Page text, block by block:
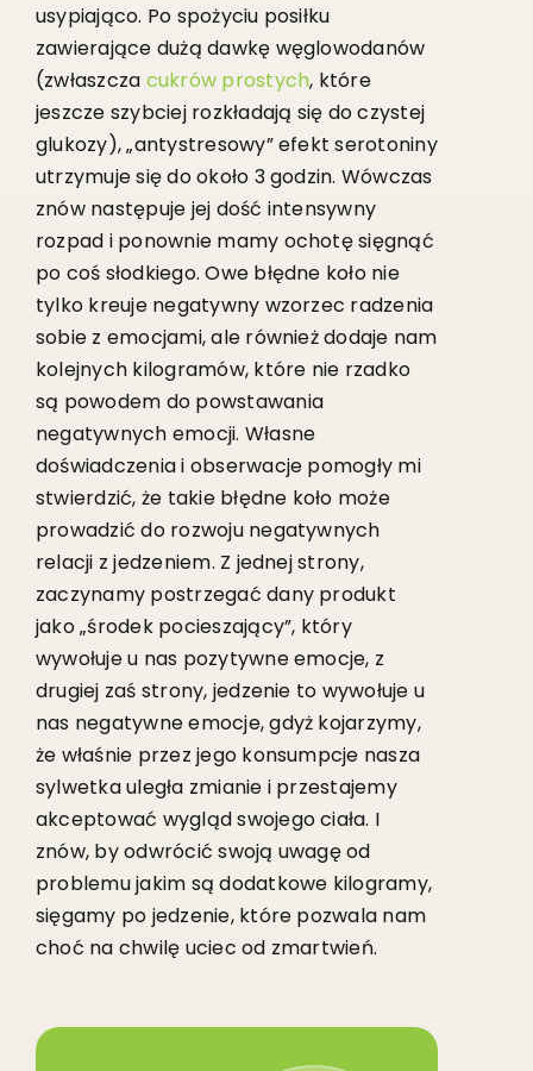
usypiająco. Po spożyciu posiłku
zawierające dużą dawkę węglowodanów
(zwłaszcza cukrów prostych, które
jeszcze szybciej rozkładają się do czystej
glukozy), „antystresowy” efekt serotoniny
utrzymuje się do około 3 godzin. Wówczas
znów następuje jej dość intensywny
rozpad i ponownie mamy ochotę sięgnąć
po coś słodkiego. Owe błędne koło nie
tylko kreuje negatywny wzorzec radzenia
sobie z emocjami, ale również dodaje nam
kolejnych kilogramów, które nie rzadko
są powodem do powstawania
negatywnych emocji. Własne
doświadczenia i obserwacje pomogły mi
stwierdzić, że takie błędne koło może
prowadzić do rozwoju negatywnych
relacji z jedzeniem. Z jednej strony,
zaczynamy postrzegać dany produkt
jako „środek pocieszający”, który
wywołuje u nas pozytywne emocje, z
drugiej zaś strony, jedzenie to wywołuje u
nas negatywne emocje, gdyż kojarzymy,
że właśnie przez jego konsumpcje nasza
sylwetka uległa zmianie i przestajemy
akceptować wygląd swojego ciała. I
znów, by odwrócić swoją uwagę od
problemu jakim są dodatkowe kilogramy,
sięgamy po jedzenie, które pozwala nam
choć na chwilę uciec od zmartwień.